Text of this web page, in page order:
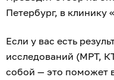
Петербург, в клинику
Если у вас есть
исследований (МРТ,
собой — это поможет